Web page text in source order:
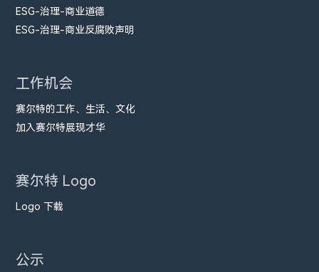
ESG-治理-商业道德
ESG-治理-商业反腐败声明
工作机会
赛尔特的工作、生活、文化
加入赛尔特展现才华
赛尔特 Logo
Logo 下载
公示